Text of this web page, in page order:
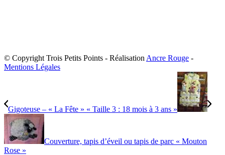
© Copyright Trois Petits Points - Réalisation Ancre Rouge -
Mentions Légales
Gigoteuse – « La Fête » « Taille 3 : 18 mois à 3 ans »
Couverture, tapis d’éveil ou tapis de parc « Mouton
Rose »